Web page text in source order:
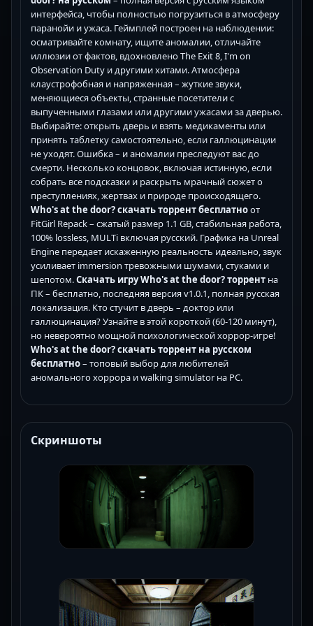
интерфейса, чтобы полностью погрузиться в атмосферу
паранойи и ужаса. Геймплей построен на наблюдении:
осматривайте комнату, ищите аномалии, отличайте
иллюзии от фактов, вдохновлено The Exit 8, I'm on
Observation Duty и другими хитами. Атмосфера
клаустрофобная и напряженная – жуткие звуки,
меняющиеся объекты, странные посетители с
выпученными глазами или другими ужасами за дверью.
Выбирайте: открыть дверь и взять медикаменты или
принять таблетку самостоятельно, если галлюцинации
не уходят. Ошибка – и аномалии преследуют вас до
смерти. Несколько концовок, включая истинную, если
собрать все подсказки и раскрыть мрачный сюжет о
преступлениях, жертвах и природе происходящего.
Who's at the door? скачать торрент бесплатноот
FitGirl Repack – сжатый размер 1.1 GB, стабильная работа,
100% lossless, MULTi включая русский. Графика на Unreal
Engine передает искаженную реальность идеально, звук
усиливает immersion тревожными шумами, стуками и
шепотом.Скачать игру Who's at the door? торрент на
ПК – бесплатно, последняя версия v1.0.1, полная русская
локализация. Кто стучит в дверь – доктор или
галлюцинация? Узнайте в этой короткой (60-120 минут),
но невероятно мощной психологической хоррор-игре!
Who's at the door? скачать торрент на русском
бесплатно– топовый выбор для любителей
аномального хоррора и walking simulator на PC.
Скриншоты